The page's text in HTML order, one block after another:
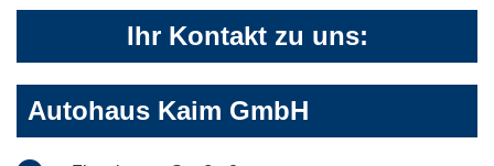
Ihr Kontakt zu uns:
Autohaus Kaim GmbH